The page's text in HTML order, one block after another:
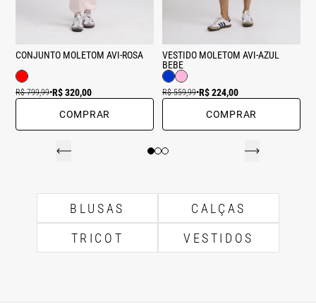
CONJUNTO MOLETOM AVI-ROSA
R$ 799,99•R$ 320,00
COMPRAR
VESTIDO MOLETOM AVI-AZUL
BEBE
R$ 559,99•R$ 224,00
COMPRAR
BLUSAS
CALÇAS
TRICOT
VESTIDOS